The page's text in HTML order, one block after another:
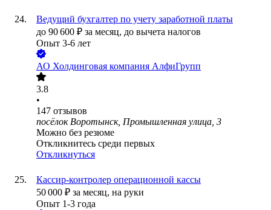
Ведущий бухгалтер по учету заработной платы
до 90 600 ₽ за месяц, до вычета налогов
Опыт 3-6 лет
АО Холдинговая компания АлфиГрупп
3.8
•
147 отзывов
посёлок Воротынск, Промышленная улица, 3
Можно без резюме
Откликнитесь среди первых
Откликнуться
Кассир-контролер операционной кассы
50 000 ₽ за месяц, на руки
Опыт 1-3 года